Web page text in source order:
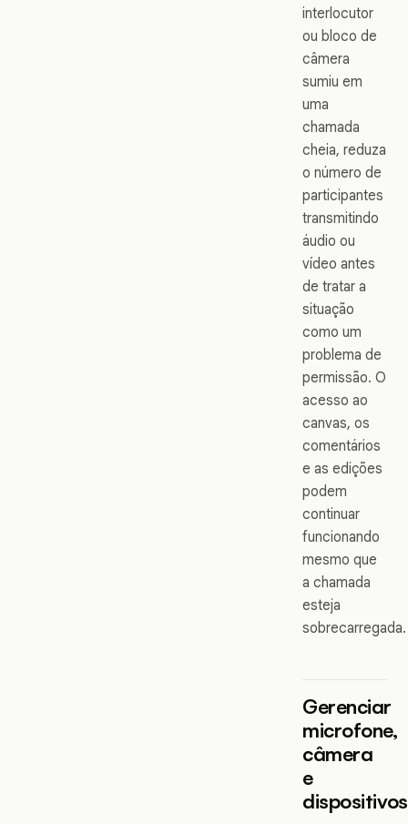
interlocutor
ou bloco de
câmera
sumiu em
uma
chamada
cheia, reduza
o número de
participantes
transmitindo
áudio ou
vídeo antes
de tratar a
situação
como um
problema de
permissão. O
acesso ao
canvas, os
comentários
e as edições
podem
continuar
funcionando
mesmo que
a chamada
esteja
sobrecarregada.
Gerenciar
microfone,
câmera
e
dispositivos